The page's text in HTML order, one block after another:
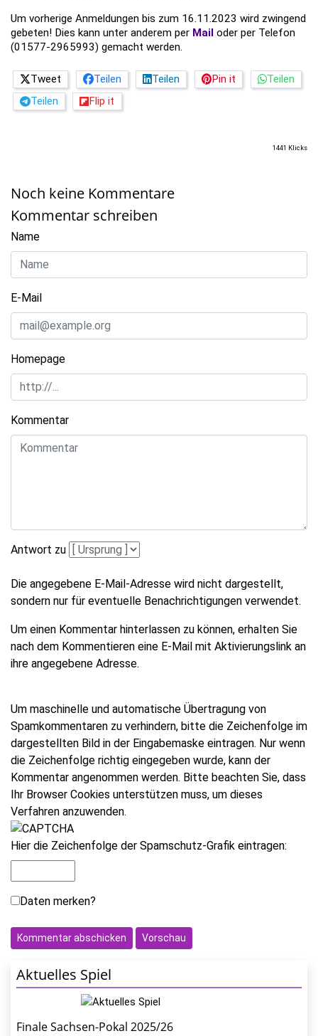
Um vorherige Anmeldungen bis zum 16.11.2023 wird zwingend
gebeten! Dies kann unter anderem per Mail oder per Telefon
(01577-2965993) gemacht werden.
Tweet Teilen Teilen Pin it
Teilen
Teilen
Flip it
1441 Klicks
Noch keine Kommentare
Kommentar schreiben
Name
E-Mail
Homepage
Kommentar
Antwort zu
Die angegebene E-Mail-Adresse wird nicht dargestellt,
sondern nur für eventuelle Benachrichtigungen verwendet.
Um einen Kommentar hinterlassen zu können, erhalten Sie
nach dem Kommentieren eine E-Mail mit Aktivierungslink an
ihre angegebene Adresse.
Um maschinelle und automatische Übertragung von
Spamkommentaren zu verhindern, bitte die Zeichenfolge im
dargestellten Bild in der Eingabemaske eintragen. Nur wenn
die Zeichenfolge richtig eingegeben wurde, kann der
Kommentar angenommen werden. Bitte beachten Sie, dass
Ihr Browser Cookies unterstützen muss, um dieses
Verfahren anzuwenden.
Hier die Zeichenfolge der Spamschutz-Grafik eintragen:
Daten merken?
Aktuelles Spiel
Finale Sachsen-Pokal 2025/26